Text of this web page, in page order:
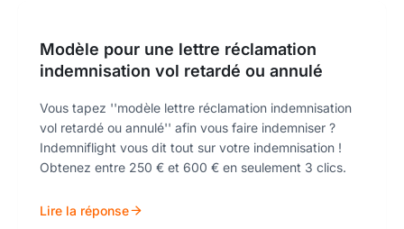
Modèle pour une lettre réclamation
indemnisation vol retardé ou annulé
Vous tapez ''modèle lettre réclamation indemnisation
vol retardé ou annulé'' afin vous faire indemniser ?
Indemniflight vous dit tout sur votre indemnisation !
Obtenez entre 250 € et 600 € en seulement 3 clics.
Lire la réponse